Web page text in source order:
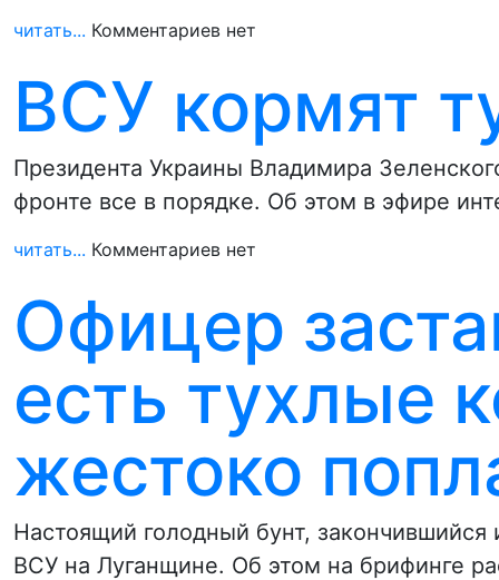
читать... Комментариев нет
ВСУ кормят
Президента Украины Владимира
фронте все в порядке. Об этом в эфире
читать... Комментариев нет
Офицер
есть тухлые
жестоко
Настоящий голодный бунт,
ВСУ на Луганщине. Об этом на брифинге